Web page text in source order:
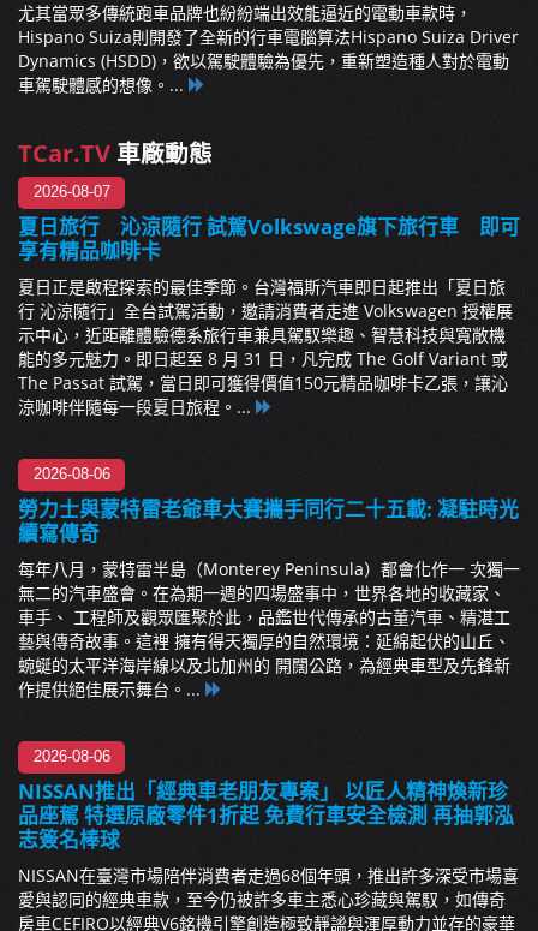
尤其當眾多傳統跑車品牌也紛紛端出效能逼近的電動車款時，
Hispano Suiza則開發了全新的行車電腦算法Hispano Suiza Driver
Dynamics (HSDD)，欲以駕駛體驗為優先，重新塑造種人對於電動
車駕駛體感的想像。...
TCar.TV 車廠動態
2026-08-07
夏日旅行 沁涼隨行 試駕Volkswage旗下旅行車 即可
享有精品咖啡卡
夏日正是啟程探索的最佳季節。台灣福斯汽車即日起推出「夏日旅
行 沁涼隨行」全台試駕活動，邀請消費者走進 Volkswagen 授權展
示中心，近距離體驗德系旅行車兼具駕馭樂趣、智慧科技與寬敞機
能的多元魅力。即日起至 8 月 31 日，凡完成 The Golf Variant 或
The Passat 試駕，當日即可獲得價值150元精品咖啡卡乙張，讓沁
涼咖啡伴隨每一段夏日旅程。...
2026-08-06
勞力士與蒙特雷老爺車大賽攜手同行二十五載: 凝駐時光
續寫傳奇
每年八月，蒙特雷半島（Monterey Peninsula）都會化作一 次獨一
無二的汽車盛會。在為期一週的四場盛事中，世界各地的收藏家、
車手、 工程師及觀眾匯聚於此，品鑑世代傳承的古董汽車、精湛工
藝與傳奇故事。這裡 擁有得天獨厚的自然環境：延綿起伏的山丘、
蜿蜒的太平洋海岸線以及北加州的 開闊公路，為經典車型及先鋒新
作提供絕佳展示舞台。...
2026-08-06
NISSAN推出「經典車老朋友專案」 以匠人精神煥新珍
品座駕 特選原廠零件1折起 免費行車安全檢測 再抽郭泓
志簽名棒球
NISSAN在臺灣市場陪伴消費者走過68個年頭，推出許多深受市場喜
愛與認同的經典車款，至今仍被許多車主悉心珍藏與駕馭，如傳奇
房車CEFIRO以經典V6銘機引擎創造極致靜謐與渾厚動力並存的豪華